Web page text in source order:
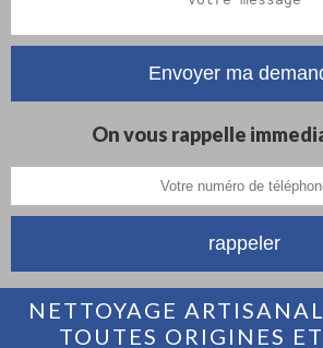
On vous rappelle
NETTOYAGE
TOUTES ORIGINES